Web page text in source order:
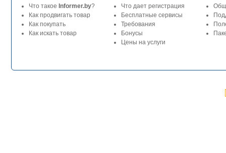
Что такое Informer.by?
Как продвигать товар
Как покупать
Как искать товар
Что дает регистрация
Бесплатные сервисы
Требования
Бонусы
Цены на услуги